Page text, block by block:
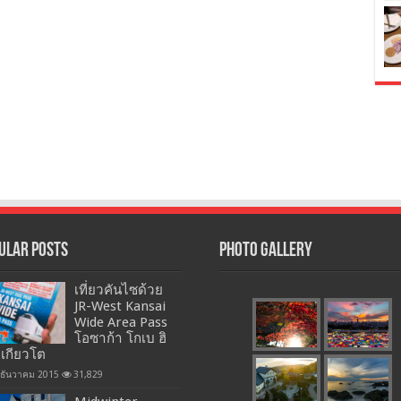
Posts
เที่ยวคันไซด้วย
JR-West Kansai
Wide Area Pass
โอซาก้า โกเบ ฮิ
กียวโต
นวาคม 2015 31,829
Photo Gallery